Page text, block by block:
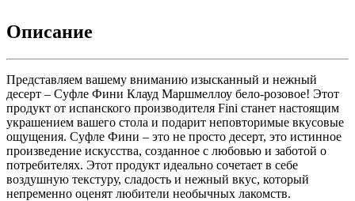
Описание
Представляем вашему вниманию изысканный и нежный
десерт – Суфле Фини Клауд Маршмеллоу бело-розовое! Этот
продукт от испанского производителя Fini станет настоящим
украшением вашего стола и подарит неповторимые вкусовые
ощущения. Суфле Фини – это не просто десерт, это истинное
произведение искусства, созданное с любовью и заботой о
потребителях. Этот продукт идеально сочетает в себе
воздушную текстуру, сладость и нежный вкус, который
непременно оценят любители необычных лакомств.